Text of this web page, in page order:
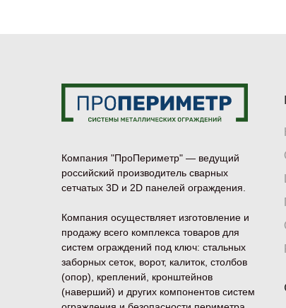
Компания "ПроПериметр" — ведущий
российский производитель сварных
сетчатых 3D и 2D панелей ограждения.
Компания осуществляет изготовление и
продажу всего комплекса товаров для
систем ограждений под ключ: стальных
заборных сеток, ворот, калиток, столбов
(опор), креплений, кронштейнов
(наверший) и других компонентов систем